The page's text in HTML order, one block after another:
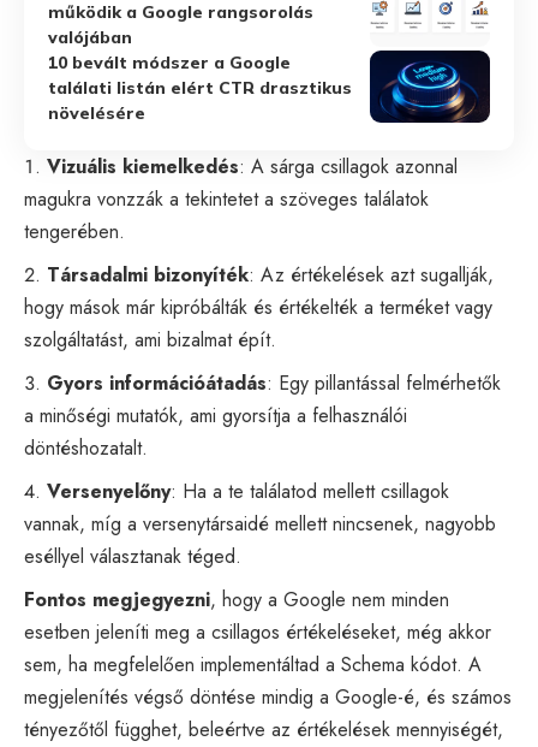
működik a Google rangsorolás
valójában
10 bevált módszer a Google
találati listán elért CTR drasztikus
növelésére
Vizuális kiemelkedés: A sárga csillagok azonnal
magukra vonzzák a tekintetet a szöveges találatok
tengerében.
Társadalmi bizonyíték: Az értékelések azt sugallják,
hogy mások már kipróbálták és értékelték a terméket vagy
szolgáltatást, ami bizalmat épít.
Gyors információátadás: Egy pillantással felmérhetők
a minőségi mutatók, ami gyorsítja a felhasználói
döntéshozatalt.
Versenyelőny: Ha a te találatod mellett csillagok
vannak, míg a versenytársaidé mellett nincsenek, nagyobb
eséllyel választanak téged.
Fontos megjegyezni, hogy a Google nem minden
esetben jeleníti meg a csillagos értékeléseket, még akkor
sem, ha megfelelően implementáltad a Schema kódot. A
megjelenítés végső döntése mindig a Google-é, és számos
tényezőtől függhet, beleértve az értékelések mennyiségét,